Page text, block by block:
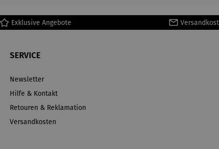
Exklusive Angebote
SERVICE
Newsletter
Hilfe & Kontakt
Retouren & Reklamation
Versandkosten